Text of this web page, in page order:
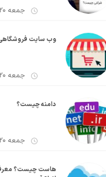
جمعه 20 آبان 1401
وب سایت
جمعه 20 آبان 1401
دامنه چیست؟
جمعه 20 آبان 1401
هاست چیست؟